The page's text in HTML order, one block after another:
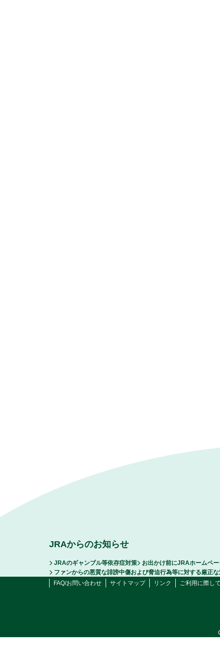
JRAからのお知らせ
JRAのギャンブル等依存症対策
お出かけ前にJRAホームペ
ファンからの悪質な誹謗中傷および脅迫行為等に対する厳正
FAQ/お問い合わせ
サイトマップ リンク ご利用に際し